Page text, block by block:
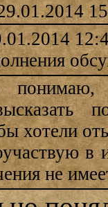
хотели
в
не